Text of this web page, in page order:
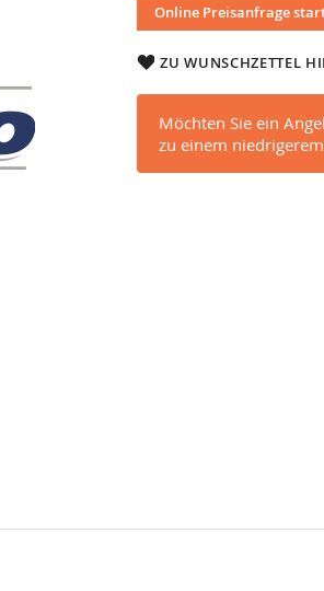
Online Preisanfrage
ZU WUNSCHZETTEL
Möchten Sie ein
zu einem